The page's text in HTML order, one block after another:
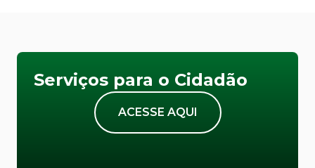
Serviços para o Cidadão
ACESSE AQUI